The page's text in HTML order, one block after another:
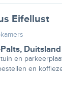
Eifellust
, Duitsland
en
en